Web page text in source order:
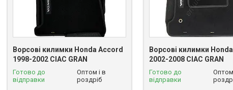
Ворсові килимки Honda Accord
1998-2002 CIAC GRAN
Готово до
відправки
Оптом і в
роздріб
Ворсові килимки
2002-2008 CIAC GRAN
Готово до
відправки
Оптом